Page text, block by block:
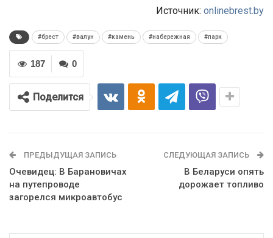
Источник: onlinebrest.by
#брест #валун #камень #набережная #парк
0
187
Поделится
ПРЕДЫДУЩАЯ ЗАПИСЬ
Очевидец: В Барановичах
на путепроводе
загорелся микроавтобус
СЛЕДУЮЩАЯ ЗАПИСЬ
В Беларуси опять
дорожает топливо